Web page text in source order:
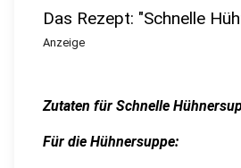
Das Rezept: "Schnelle
Anzeige
Zutaten für Schnelle
Für die Hühnersuppe: